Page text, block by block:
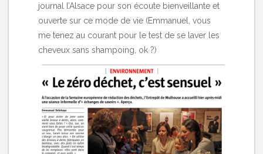
journal l’Alsace pour son écoute bienveillante et
ouverte sur ce mode de vie (Emmanuel, vous
me tenez au courant pour le test de se laver les
cheveux sans shampoing, ok ?)